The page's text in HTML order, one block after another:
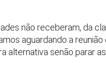
não receberam, da
aguardando a
alternativa senão parar